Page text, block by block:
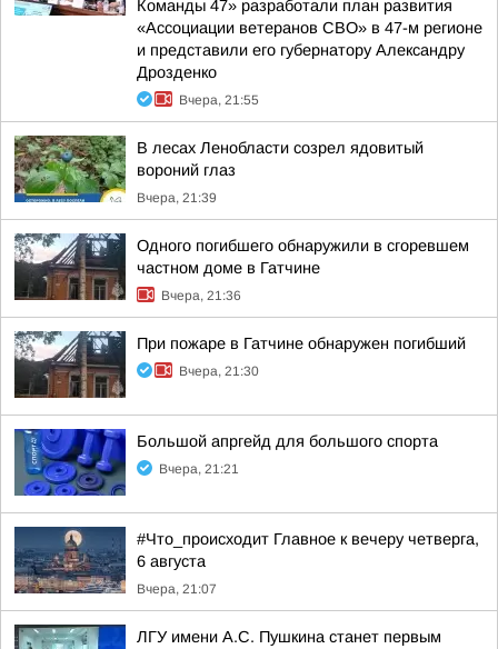
Команды 47» разработали план развития
«Ассоциации ветеранов СВО» в 47-м регионе
и представили его губернатору Александру
Дрозденко
Вчера, 21:55
В лесах Ленобласти созрел ядовитый
вороний глаз
Вчера, 21:39
Одного погибшего обнаружили в сгоревшем
частном доме в Гатчине
Вчера, 21:36
При пожаре в Гатчине обнаружен погибший
Вчера, 21:30
Большой апргейд для большого спорта
Вчера, 21:21
#Что_происходит Главное к вечеру четверга,
6 августа
Вчера, 21:07
ЛГУ имени А.С. Пушкина станет первым